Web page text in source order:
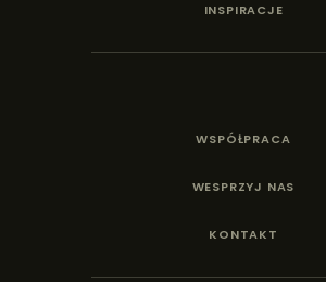
INSPIRACJE
WSPÓŁPRACA
WESPRZYJ NAS
KONTAKT